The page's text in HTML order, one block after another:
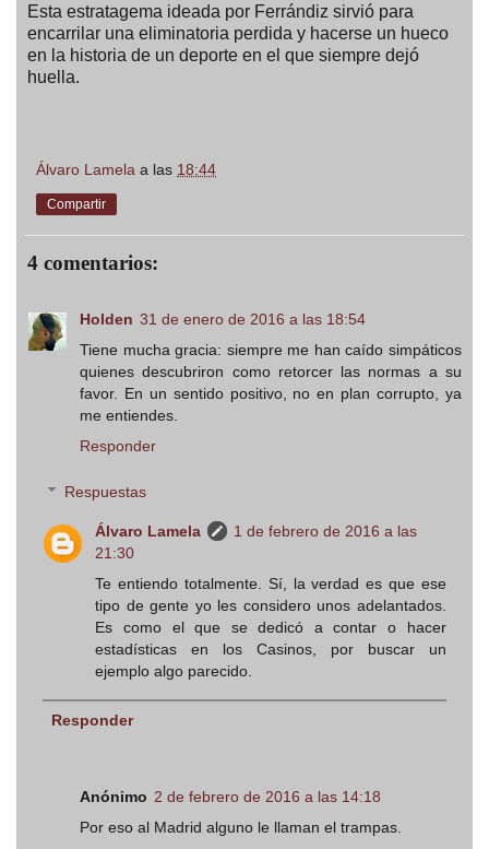
Esta estratagema ideada por Ferrándiz sirvió para
encarrilar una eliminatoria perdida y hacerse un hueco
en la historia de un deporte en el que siempre dejó
huella.
Álvaro Lamela a las 18:44
Compartir
4 comentarios:
Holden 31 de enero de 2016 a las 18:54
Tiene mucha gracia: siempre me han caído simpáticos
quienes descubriron como retorcer las normas a su
favor. En un sentido positivo, no en plan corrupto, ya
me entiendes.
Responder
Respuestas
Álvaro Lamela
1 de febrero de 2016 a las
21:30
Te entiendo totalmente. Sí, la verdad es que ese
tipo de gente yo les considero unos adelantados.
Es como el que se dedicó a contar o hacer
estadísticas en los Casinos, por buscar un
ejemplo algo parecido.
Responder
Anónimo 2 de febrero de 2016 a las 14:18
Por eso al Madrid alguno le llaman el trampas.